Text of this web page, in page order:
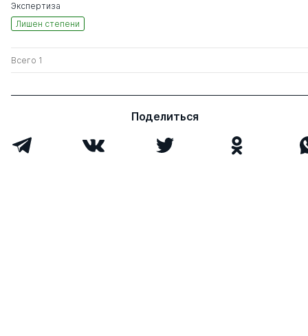
Экспертиза
Лишен степени
Всего 1
Поделиться